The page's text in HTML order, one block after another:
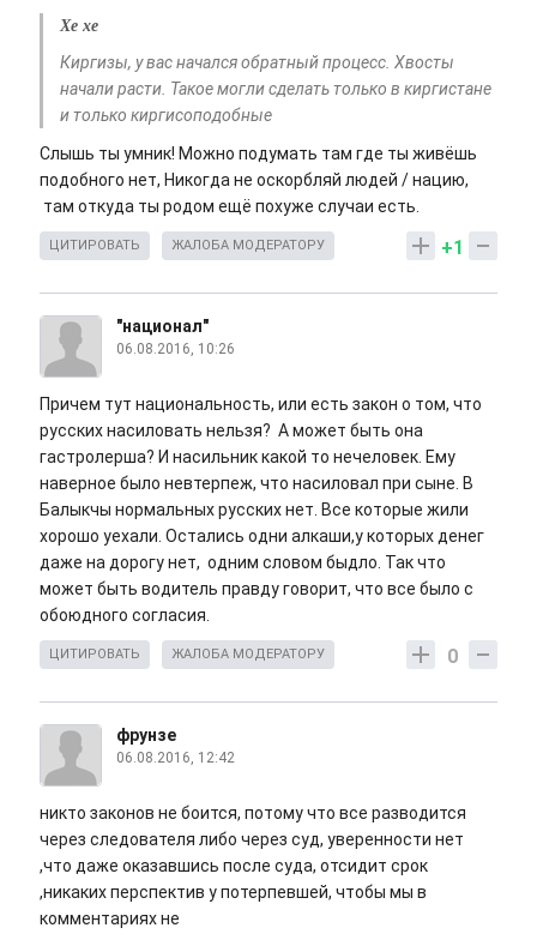
Хе хе
Киргизы, у вас начался обратный процесс. Хвосты
начали расти. Такое могли сделать только в киргистане
и только киргисоподобные
Слышь ты умник! Можно подумать там где ты живёшь
подобного нет, Никогда не оскорбляй людей / нацию,
там откуда ты родом ещё похуже случаи есть.
+1
ЦИТИРОВАТЬ ЖАЛОБА МОДЕРАТОРУ
"национал"
06.08.2016, 10:26
Причем тут национальность, или есть закон о том, что
русских насиловать нельзя? А может быть она
гастролерша? И насильник какой то нечеловек. Ему
наверное было невтерпеж, что насиловал при сыне. В
Балыкчы нормальных русских нет. Все которые жили
хорошо уехали. Остались одни алкаши,у которых денег
даже на дорогу нет, одним словом быдло. Так что
может быть водитель правду говорит, что все было с
обоюдного согласия.
0
ЦИТИРОВАТЬ ЖАЛОБА МОДЕРАТОРУ
фрунзе
06.08.2016, 12:42
никто законов не боится, потому что все разводится
через следователя либо через суд, уверенности нет
,что даже оказавшись после суда, отсидит срок
,никаких перспектив у потерпевшей, чтобы мы в
комментариях не